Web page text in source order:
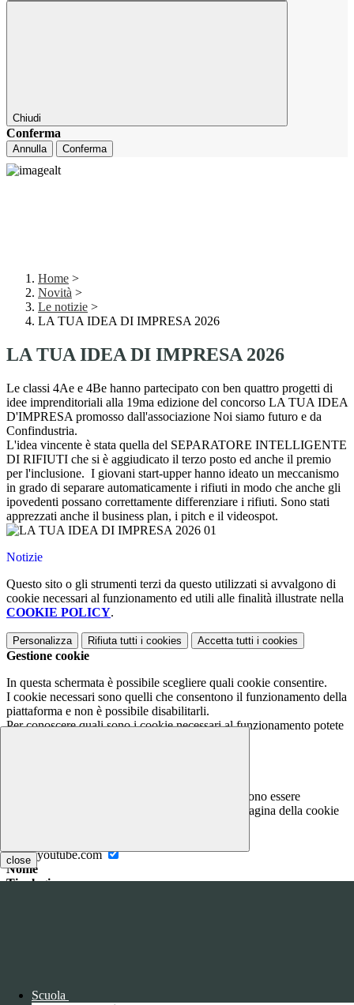
Chiudi
Conferma
Annulla Conferma
close
Scuola
Home >
Novità >
Le notizie >
LA TUA IDEA DI IMPRESA 2026
LA TUA IDEA DI IMPRESA 2026
Le classi 4Ae e 4Be hanno partecipato con ben quattro progetti di
idee imprenditoriali alla 19ma edizione del concorso LA TUA IDEA
D'IMPRESA promosso dall'associazione Noi siamo futuro e da
Confindustria.
L'idea vincente è stata quella del SEPARATORE INTELLIGENTE
DI RIFIUTI che si è aggiudicato il terzo posto ed anche il premio
per l'inclusione. I giovani start-upper hanno ideato un meccanismo
in grado di separare automaticamente i rifiuti in modo che anche gli
ipovedenti possano correttamente differenziare i rifiuti. Sono stati
apprezzati anche il business plan, i pitch e il videospot.
Notizie
Questo sito o gli strumenti terzi da questo utilizzati si avvalgono di
cookie necessari al funzionamento ed utili alle finalità illustrate nella
COOKIE POLICY.
Personalizza Rifiuta tutti i cookies Accetta tutti i cookies
Gestione cookie
In questa schermata è possibile scegliere quali cookie consentire.
I cookie necessari sono quelli che consentono il funzionamento della
piattaforma e non è possibile disabilitarli.
Per conoscere quali sono i cookie necessari al funzionamento potete
I cookie necessari per il funzionamento non possono essere
disabilitati. È possibile consultare l'elenco nella pagina della cookie
www.youtube.com
Nome
Tipologia
traccia delle visualizzazioni dei video incorporati.